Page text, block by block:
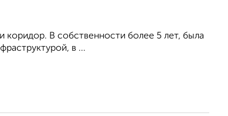
коридор. В собственности более 5 лет, была
в ...